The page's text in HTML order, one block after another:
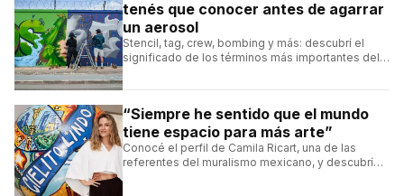
tenés que conocer antes de agarrar
un aerosol
Stencil, tag, crew, bombing y más: descubrí el
significado de los términos más importantes del
“Siempre he sentido que el mundo
tiene espacio para más arte”
Conocé el perfil de Camila Ricart, una de las
referentes del muralismo mexicano, y descubrí